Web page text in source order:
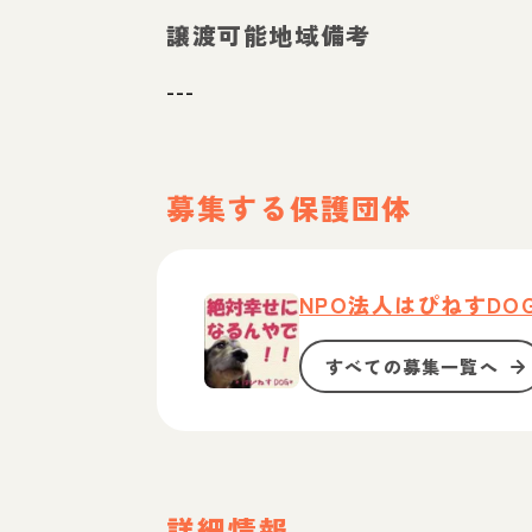
譲渡可能地域備考
---
募集する保護団体
NPO法人はぴねす
すべての募集一覧へ